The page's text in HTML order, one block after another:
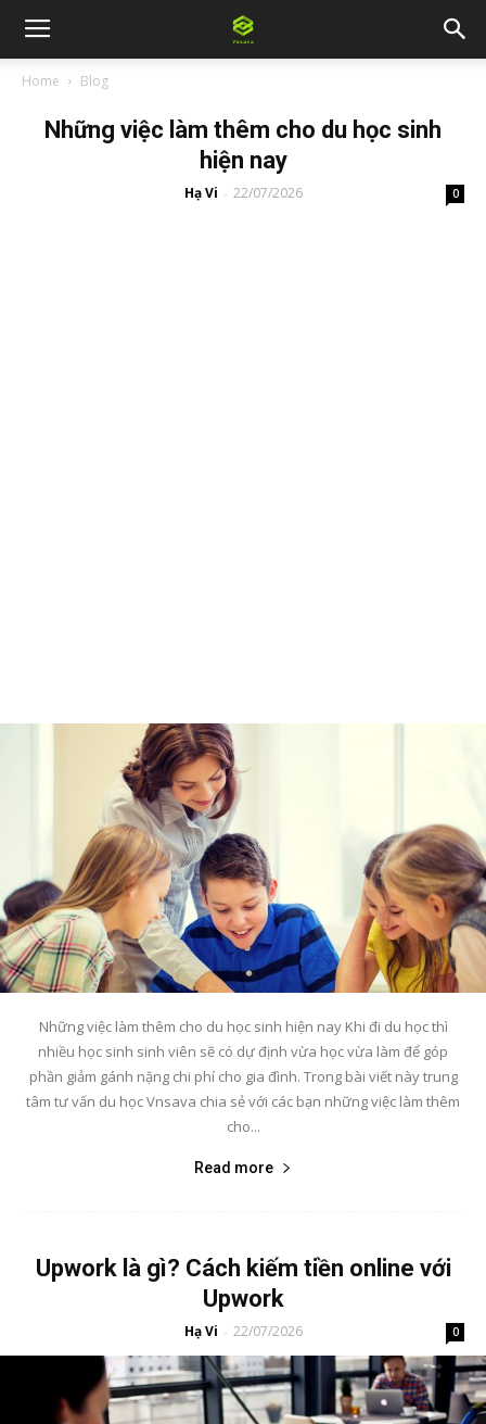
Home Blog
Những việc làm thêm cho du học sinh
hiện nay
Hạ Vi - 22/07/2026 0
Những việc làm thêm cho du học sinh hiện nay Khi đi du học thì
nhiều học sinh sinh viên sẽ có dự định vừa học vừa làm để góp
phần giảm gánh nặng chi phí cho gia đình. Trong bài viết này trung
tâm tư vấn du học Vnsava chia sẻ với các bạn những việc làm thêm
cho...
Read more
Upwork là gì? Cách kiếm tiền online với
Upwork
Hạ Vi - 22/07/2026 0